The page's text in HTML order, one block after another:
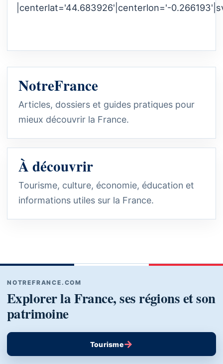
|centerlat='44.683926'|centerlon='-
NotreFrance
Articles, dossiers et guides pratiques pour
mieux découvrir la France.
À découvrir
Tourisme, culture, économie, éducation et
informations utiles sur la France.
NOTREFRANCE.COM
Explorer la France, ses régions et son
patrimoine
Tourisme→